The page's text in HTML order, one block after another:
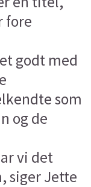
fore
godt med
som
og de
vi det
siger Jette